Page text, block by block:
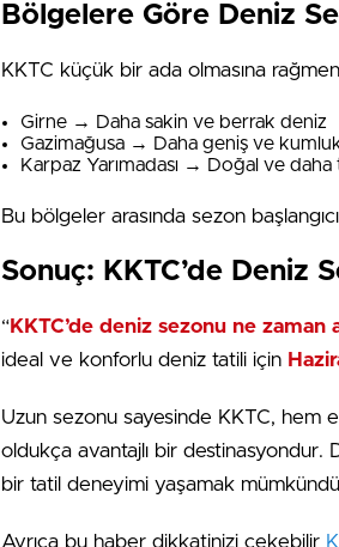
Bölgelere Göre Deniz
KKTC küçük bir ada olmasına
Girne → Daha sakin ve berrak deniz
Gazimağusa → Daha geniş ve
Karpaz Yarımadası → Doğal ve
Bu bölgeler arasında sezon
Sonuç: KKTC’de Deniz
“KKTC’de deniz sezonu ne zaman
ideal ve konforlu deniz tatili için
Uzun sezonu sayesinde KKTC, hem
oldukça avantajlı bir
bir tatil deneyimi yaşamak
Ayrıca bu haber dikkatinizi çekebilir